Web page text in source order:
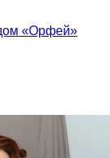
«Орфей»